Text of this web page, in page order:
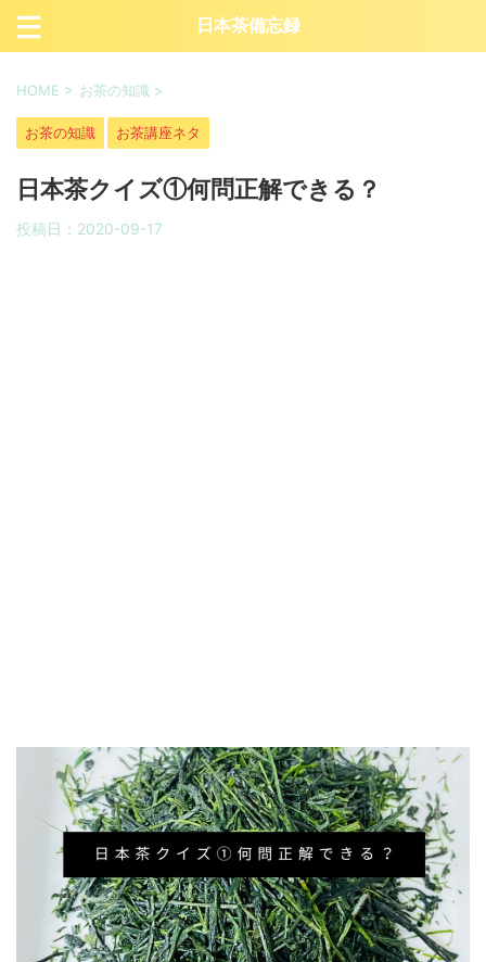
日本茶備忘録
HOME > お茶の知識 >
お茶の知識 お茶講座ネタ
日本茶クイズ①何問正解できる？
投稿日： 2020-09-17